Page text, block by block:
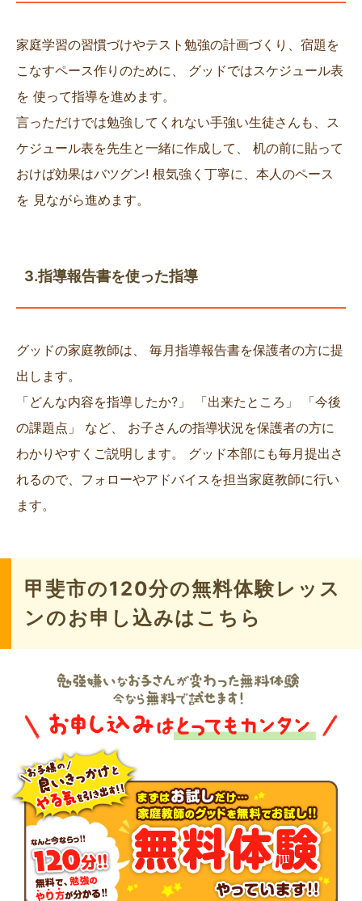
家庭学習の習慣づけやテスト勉強の計画づくり、宿題を
こなすペース作りのために、 グッドではスケジュール表
を 使って指導を進めます。
言っただけでは勉強してくれない手強い生徒さんも、ス
ケジュール表を先生と一緒に作成して、 机の前に貼って
おけば効果はバツグン! 根気強く丁寧に、本人のペース
を 見ながら進めます。
3.指導報告書を使った指導
グッドの家庭教師は、 毎月指導報告書を保護者の方に提
出します。
「どんな内容を指導したか?」 「出来たところ」 「今後
の課題点」 など、 お子さんの指導状況を保護者の方に
わかりやすくご説明します。 グッド本部にも毎月提出さ
れるので、フォローやアドバイスを担当家庭教師に行い
ます。
甲斐市の120分の無料体験レッス
ンのお申し込みはこちら